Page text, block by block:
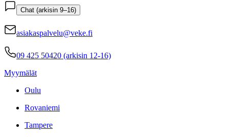
Chat (arkisin 9–16)
asiakaspalvelu@veke.fi
09 425 50420 (arkisin 12-16)
Myymälät
Oulu
Rovaniemi
Tampere